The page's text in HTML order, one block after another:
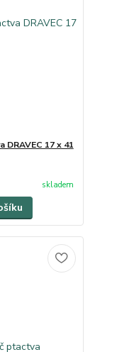
17 x 41
skladem